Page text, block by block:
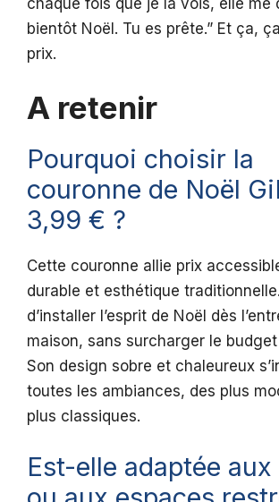
bientôt Noël. Tu es prête.” Et ça,
prix.
A retenir
Pourquoi choisir la
couronne de Noël
3,99 € ?
Cette couronne allie prix
durable et esthétique
d’installer l’esprit de Noël dès
maison, sans surcharger le budget
Son design sobre et chaleureux
toutes les ambiances, des plus
plus classiques.
Est-elle adaptée